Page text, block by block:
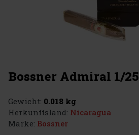
Bossner Admiral 1/25
Gewicht: 0.018 kg
Herkunftsland: Nicaragua
Marke: Bossner